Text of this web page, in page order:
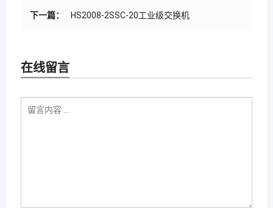
下一篇： HS2008-2SSC-20工业级交换机
在线留言